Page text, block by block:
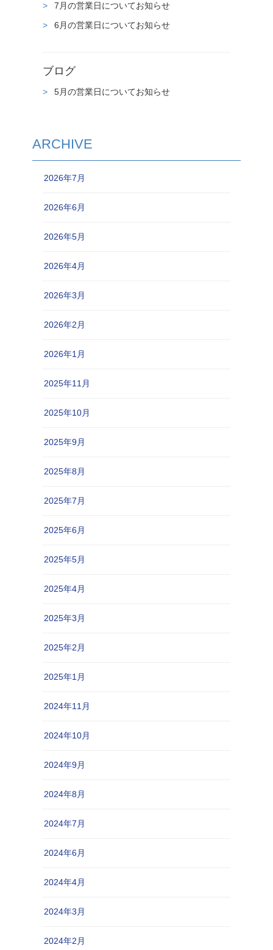
7月の営業日についてお知らせ
6月の営業日についてお知らせ
ブログ
5月の営業日についてお知らせ
ARCHIVE
2026年7月
2026年6月
2026年5月
2026年4月
2026年3月
2026年2月
2026年1月
2025年11月
2025年10月
2025年9月
2025年8月
2025年7月
2025年6月
2025年5月
2025年4月
2025年3月
2025年2月
2025年1月
2024年11月
2024年10月
2024年9月
2024年8月
2024年7月
2024年6月
2024年4月
2024年3月
2024年2月